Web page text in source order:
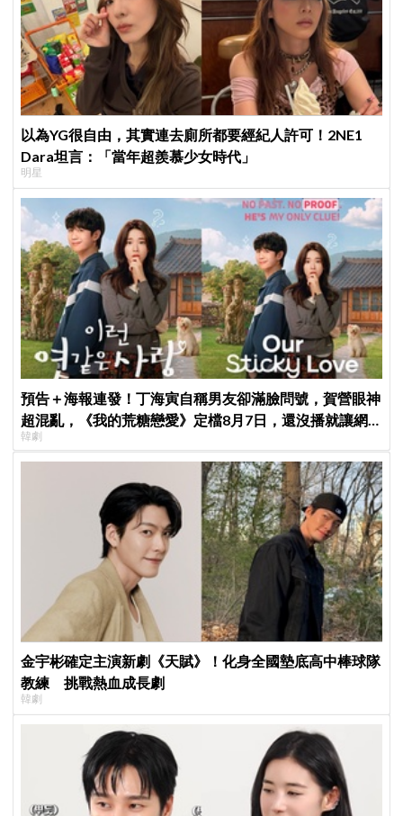
以為YG很自由，其實連去廁所都要經紀人許可！2NE1
Dara坦言：「當年超羨慕少女時代」
明星
預告＋海報連發！丁海寅自稱男友卻滿臉問號，賀營眼神
超混亂，《我的荒糖戀愛》定檔8月7日，還沒播就讓網
友瘋猜結局
韓劇
金宇彬確定主演新劇《天賦》！化身全國墊底高中棒球隊
教練 挑戰熱血成長劇
韓劇